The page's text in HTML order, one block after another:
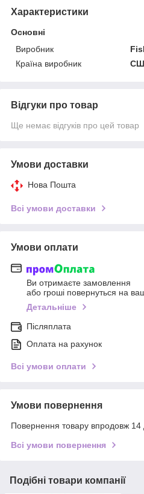
Характеристики
Основні
Виробник
Країна виробник
Відгуки про товар
Ще немає відгуків про цей товар
Умови доставки
Нова Пошта
Всі умови доставки
Умови оплати
Ви отримаєте замовлення
або гроші повернуться на
Детальніше
Післяплата
Оплата на рахунок
Всі умови оплати
Умови повернення
Повернення товару впродовж 14
Всі умови повернення
Подібні товари компанії